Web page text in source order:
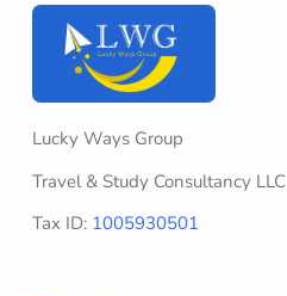
Lucky Ways Group
Travel & Study Consultancy LLC
Tax ID: 1005930501